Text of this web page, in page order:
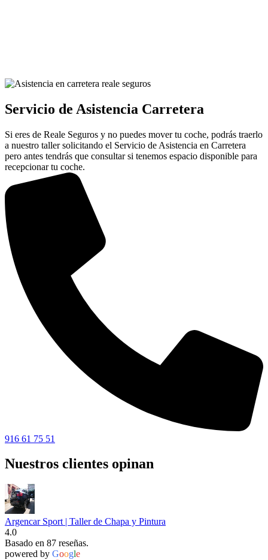
Servicio de Asistencia Carretera
Si eres de Reale Seguros y no puedes mover tu coche, podrás traerlo
a nuestro taller solicitando el Servicio de Asistencia en Carretera
pero antes tendrás que consultar si tenemos espacio disponible para
recepcionar tu coche.
916 61 75 51
Nuestros clientes opinan
Argencar Sport | Taller de Chapa y Pintura
4.0
Basado en 87 reseñas.
powered by Google